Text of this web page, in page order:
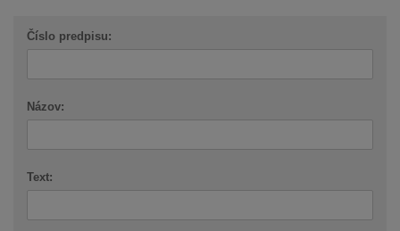
Číslo predpisu:
Názov:
Text: